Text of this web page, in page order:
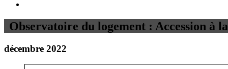
Observatoire du logement : Accession à
décembre 2022